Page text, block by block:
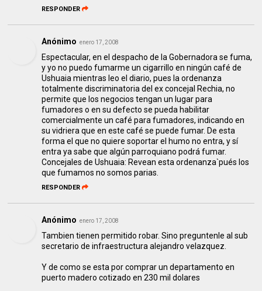
RESPONDER
Anónimo enero 17, 2008
Espectacular, en el despacho de la Gobernadora se fuma,
y yo no puedo fumarme un cigarrillo en ningún café de
Ushuaia mientras leo el diario, pues la ordenanza
totalmente discriminatoria del ex concejal Rechia, no
permite que los negocios tengan un lugar para
fumadores o en su defecto se pueda habilitar
comercialmente un café para fumadores, indicando en
su vidriera que en este café se puede fumar. De esta
forma el que no quiere soportar el humo no entra, y sí
entra ya sabe que algún parroquiano podrá fumar.
Concejales de Ushuaia: Revean esta ordenanza`pués los
que fumamos no somos parias.
RESPONDER
Anónimo enero 17, 2008
Tambien tienen permitido robar. Sino preguntenle al sub
secretario de infraestructura alejandro velazquez.
Y de como se esta por comprar un departamento en
puerto madero cotizado en 230 mil dolares